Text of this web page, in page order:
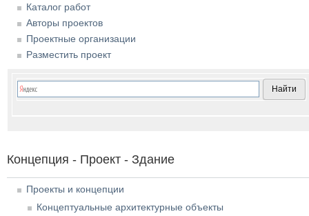
Каталог работ
Авторы проектов
Проектные организации
Разместить проект
Концепция - Проект - Здание
Проекты и концепции
Концептуальные архитектурные объекты